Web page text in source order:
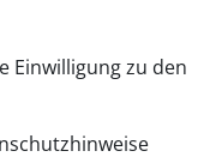
Einwilligung zu den